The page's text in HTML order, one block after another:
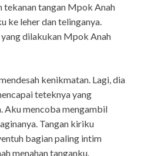
tekanan tangan Mpok Anah
ke leher dan telinganya.
dilakukan Mpok Anah
kenikmatan. Lagi, dia
teteknya yang
Aku mencoba mengambil
Tangan kiriku
bagian paling intim
menahan tanganku.